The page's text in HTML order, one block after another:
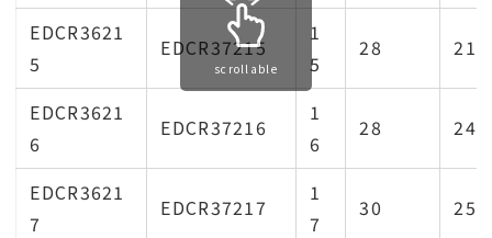
EDCR3621
5
EDCR37215
1
5
28
EDCR3621
6
EDCR37216
1
6
28
EDCR3621
7
EDCR37217
1
7
30
scrollable